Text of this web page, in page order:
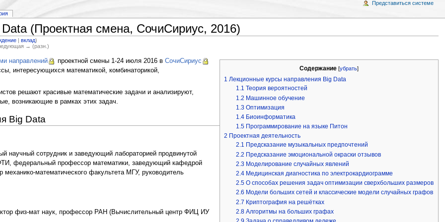
(Проектная смена, СочиСириус, 2016)
|вклад)
→ (разн.)
Содержание [убрать]
1 Лекционные курсы направления Big Data
1.1 Теория вероятностей
1.2 Машинное обучение
1.3 Оптимизация
1.4 Биоинформатика
1.5 Программирование на языке Питон
2 Проектная деятельность
2.1 Предсказание музыкальных предпочтений
2.2 Предсказание эмоциональной окраски отзывов
2.3 Моделирование случайных явлений
2.4 Медицинская диагностика по электрокардиограмме
2.5 О способах решения задач оптимизации сверхбольших размеров
2.6 Модели больших сетей и классические модели случайных графов
2.7 Криптография на решётках
2.8 Алгоритмы на больших графах
направлений проектной смены 1-24 июля 2016 в СочиСириус
интересующихся математикой, комбинаторикой,
решают красивые математические задачи и анализируют,
возникающие в рамках этих задач.
Big Data
научный сотрудник и заведующий лабораторией продвинутой
федеральный профессор математики, заведующий кафедрой
математического факультета МГУ, руководитель
физ-мат наук, профессор РАН (Вычислительный центр ФИЦ ИУ
Представиться системе